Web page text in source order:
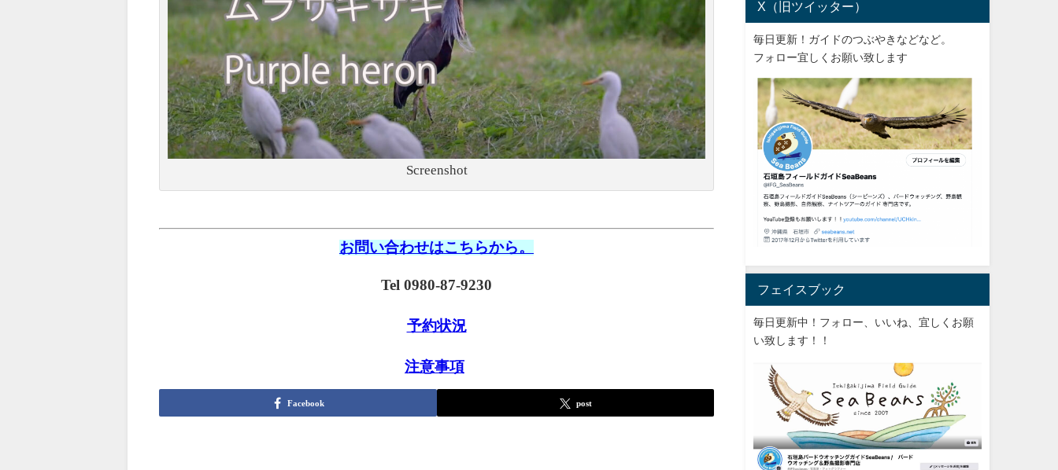
Screenshot
お問い合わせはこちらから。
Tel 0980-87-9230
予約状況
注意事項
Facebook post
X（旧ツイッター）
毎日更新！ガイドのつぶやきなどなど。
フォロー宜しくお願い致します
フェイスブック
毎日更新中！フォロー、いいね、宜しくお願
い致します！！